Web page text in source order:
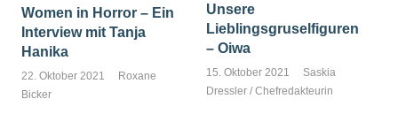
Women in Horror – Ein
Interview mit Tanja
Hanika
22. Oktober 2021
Roxane
Bicker
Unsere
Lieblingsgruselfiguren
– Oiwa
15. Oktober 2021
Saskia
Dressler / Chefredakteurin